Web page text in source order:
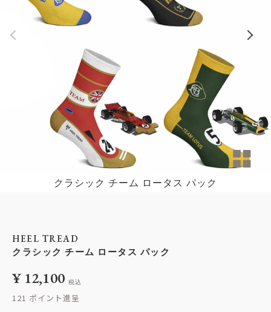
クラシック チーム ロータス パック
HEEL TREAD
クラシック チーム ロータス パック
¥ 12,100 税込
121